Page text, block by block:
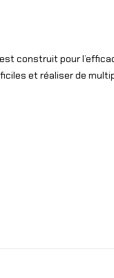
construit pour
et réaliser de